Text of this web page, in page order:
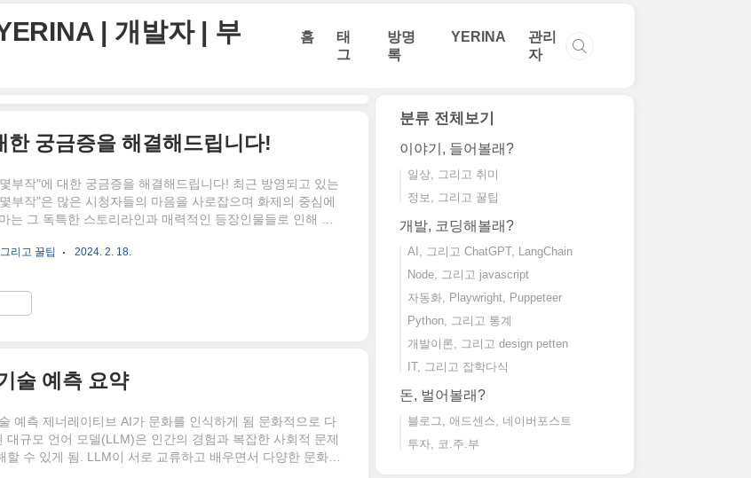
| 개발자 | 부
홈
태
그
방명
록
YERINA
관리
자
궁금증을 해결해드립니다!
부작"에 대한 궁금증을 해결해드립니다! 최근 방영되고 있는
부작"은 많은 시청자들의 마음을 사로잡으며 화제의 중심에
는 그 독특한 스토리라인과 매력적인 등장인물들로 인해 많
러 요소들을 다룰 예정입니다. 우리가 다룰 주요 내용은 다음
남편과 결혼해줘 더쿠 내 남편과 결혼 해줘 등장인물 내남편
편과 결혼 해줘 웹툰 보기 내 남편과 결혼해줘 편성표 내 남
리고 꿀팁 2024. 2. 18.
술 예측 요약
예측 제너레이티브 AI가 문화를 인식하게 됨 문화적으로 다
대규모 언어 모델(LLM)은 인간의 경험과 복잡한 사회적 문제
할 수 있게 됨. LLM이 서로 교류하고 배우면서 다양한 문화적
분류 전체보기
이야기, 들어볼래?
일상, 그리고 취미
정보, 그리고 꿀팁
개발, 코딩해볼래?
AI, 그리고 ChatGPT, LangChain
Node, 그리고 javascript
자동화, Playwright, Puppeteer
Python, 그리고 통계
개발이론, 그리고 design petten
IT, 그리고 잡학다식
돈, 벌어볼래?
블로그, 애드센스, 네이버포스트
투자, 코.주.부